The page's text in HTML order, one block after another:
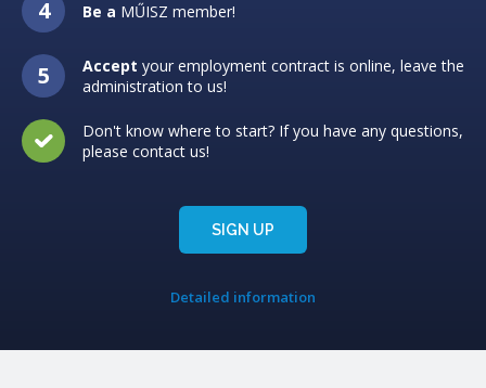
Be a MŰISZ member!
Accept your employment contract is online, leave the
administration to us!
Don't know where to start? If you have any questions,
please contact us!
SIGN UP
Detailed information